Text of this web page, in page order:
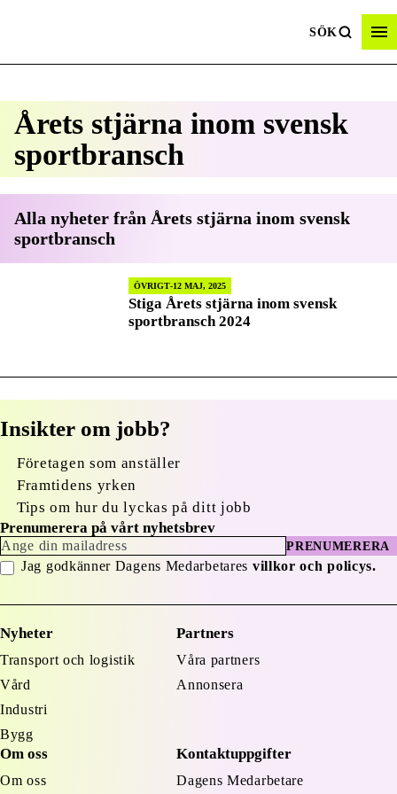
SÖK
Årets stjärna inom svensk
sportbransch
Alla nyheter från Årets stjärna inom svensk
sportbransch
ÖVRIGT 12 MAJ, 2025
Stiga Årets stjärna inom svensk
sportbransch 2024
Insikter om jobb?
Företagen som anställer
Framtidens yrken
Tips om hur du lyckas på ditt jobb
Prenumerera på vårt nyhetsbrev
PRENUMERERA
Jag godkänner Dagens Medarbetares villkor och policys.
Nyheter
Transport och logistik
Vård
Industri
Bygg
Partners
Våra partners
Annonsera
Om oss
Om oss
Kontaktuppgifter
Dagens Medarbetare